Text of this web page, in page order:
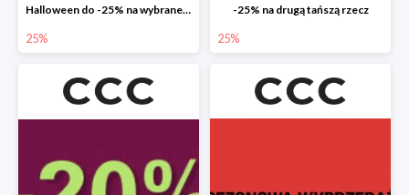
Halloween do -25% na wybrane marki
25%
-25% na drugą tańszą rzecz
25%